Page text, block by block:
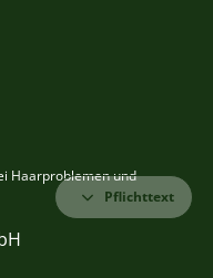
Pflichttext
Haarproblemen und